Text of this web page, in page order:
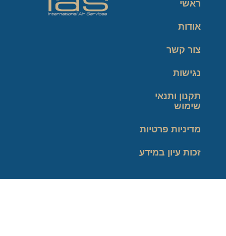
ראשי
אודות
צור קשר
נגישות
תקנון ותנאי
שימוש
מדיניות פרטיות
זכות עיון במידע